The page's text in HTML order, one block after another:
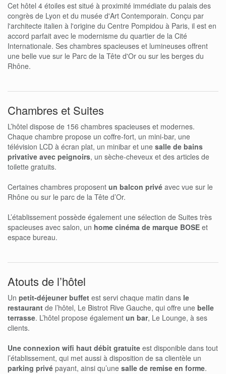
Cet hôtel 4 étoiles est situé à proximité immédiate du palais des
congrès de Lyon et du musée d'Art Contemporain. Conçu par
l'architecte italien à l'origine du Centre Pompidou à Paris, il est en
accord parfait avec le modernisme du quartier de la Cité
Internationale. Ses chambres spacieuses et lumineuses offrent
une belle vue sur le Parc de la Tête d'Or ou sur les berges du
Rhône.
Chambres et Suites
L’hôtel dispose de 156 chambres spacieuses et modernes.
Chaque chambre propose un coffre-fort, un mini-bar, une
télévision LCD à écran plat, un minibar et une salle de bains
privative avec peignoirs, un sèche-cheveux et des articles de
toilette gratuits.
Certaines chambres proposent un balcon privé avec vue sur le
Rhône ou sur le parc de la Tête d’Or.
L’établissement possède également une sélection de Suites très
spacieuses avec salon, un home cinéma de marque BOSE et
espace bureau.
Atouts de l’hôtel
Un petit-déjeuner buffet est servi chaque matin dans le
restaurant de l’hôtel, Le Bistrot Rive Gauche, qui offre une belle
terrasse. L’hôtel propose également un bar, Le Lounge, à ses
clients.
Une connexion wifi haut débit gratuite est disponible dans tout
l’établissement, qui met aussi à disposition de sa clientèle un
parking privé payant, ainsi qu’une salle de remise en forme.